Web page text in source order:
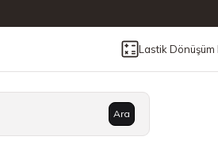
Lastik
Ara